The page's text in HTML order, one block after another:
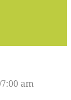
am